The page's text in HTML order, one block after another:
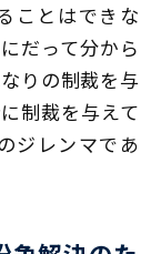
ことはできな
だって分から
りの制裁を与
制裁を与えて
ジレンマであ